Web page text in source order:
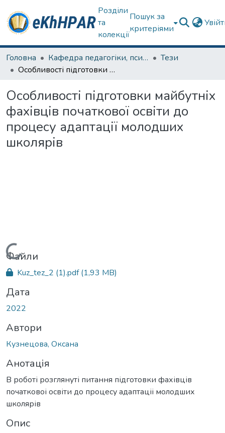
Розділи
та
колекції
Пошук за
критеріями
Головна Кафедра педагогіки, психології, початкової освіти та освітнього менеджменту
Тези
Особливості підготовки майбутніх фахівців початкової освіти до процесу адаптації молодших школярів
Особливості підготовки майбутніх
фахівців початкової освіти до
процесу адаптації молодших
школярів
Вантажиться...
Файли
Kuz_tez_2 (1).pdf(1,93 MB)
Дата
2022
Автори
Кузнецова, Оксана
Анотація
В роботі розглянуті питання підготовки фахівців
початковоі освіти до процесу адаптаціі молодших
школярів
Опис